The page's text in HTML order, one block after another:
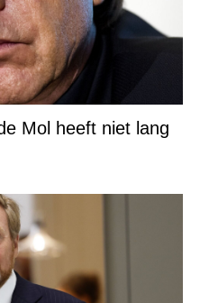
Mol heeft niet lang